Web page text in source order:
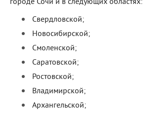
Свердловской;
Новосибирской;
Смоленской;
Саратовской;
Ростовской;
Владимирской;
Архангельской;